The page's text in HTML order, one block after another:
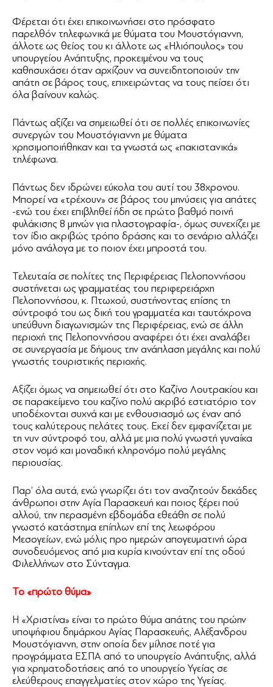
Φέρεται ότι έχει επικοινωνήσει στο πρόσφατο
παρελθόν τηλεφωνικά με θύματα του Μουστόγιαννη,
άλλοτε ως θείος του κι άλλοτε ως «Ηλιόπουλος» του
υπουργείου Ανάπτυξης, προκειμένου να τους
καθησυχάσει όταν αρχίζουν να συνειδητοποιούν την
απάτη σε βάρος τους, επιχειρώντας να τους πείσει ότι
όλα βαίνουν καλώς.
Πάντως αξίζει να σημειωθεί ότι σε πολλές επικοινωνίες
συνεργών του Μουστόγιαννη με θύματα
χρησιμοποιήθηκαν και τα γνωστά ως «πακιστανικά»
τηλέφωνα.
Πάντως δεν ιδρώνει εύκολα του αυτί του 38χρονου.
Μπορεί να «τρέχουν» σε βάρος του μηνύσεις για απάτες
-ενώ του έχει επιβληθεί ήδη σε πρώτο βαθμό ποινή
φυλάκισης 8 μηνών για πλαστογραφία-, όμως συνεχίζει με
τον ίδιο ακριβώς τρόπο δράσης και το σενάριο αλλάζει
μόνο ανάλογα με το ποιον έχει μπροστά του.
Τελευταία σε πολίτες της Περιφέρειας Πελοποννήσου
συστήνεται ως γραμματέας του περιφερειάρχη
Πελοποννήσου, κ. Πτωχού, συστήνοντας επίσης τη
σύντροφό του ως δική του γραμματέα και ταυτόχρονα
υπεύθυνη διαγωνισμών της Περιφέρειας, ενώ σε άλλη
περιοχή της Πελοποννήσου αναφέρει ότι έχει αναλάβει
σε συνεργασία με δήμους την ανάπλαση μεγάλης και πολύ
γνωστής τουριστικής περιοχής.
Αξίζει όμως να σημειωθεί ότι στο Καζίνο Λουτρακίου και
σε παρακείμενο του καζίνο πολύ ακριβό εστιατόριο τον
υποδέχονται συχνά και με ενθουσιασμό ως έναν από
τους καλύτερους πελάτες τους. Εκεί δεν εμφανίζεται με
τη νυν σύντροφό του, αλλά με μια πολύ γνωστή γυναίκα
στον νομό και μοναδική κληρονόμο πολύ μεγάλης
περιουσίας.
Παρ’ όλα αυτά, ενώ γνωρίζει ότι τον αναζητούν δεκάδες
άνθρωποι στην Αγία Παρασκευή και ποιος ξέρει πού
αλλού, την περασμένη εβδομάδα εθεάθη σε πολύ
γνωστό κατάστημα επίπλων επί της λεωφόρου
Μεσογείων, ενώ μόλις προ ημερών απογευματινή ώρα
συνοδευόμενος από μια κυρία κινούνταν επί της οδού
Φιλελλήνων στο Σύνταγμα.
Το «πρώτο θύμα»
Η «Χριστίνα» είναι το πρώτο θύμα απάτης του πρώην
υποψήφιου δημάρχου Αγίας Παρασκευής, Αλέξανδρου
Μουστόγιαννη, στην οποία δεν μίλησε ποτέ για
προγράμματα ΕΣΠΑ από το υπουργείο Ανάπτυξης, αλλά
για χρηματοδοτήσεις από το υπουργείο Υγείας σε
ελεύθερους επαγγελματίες στον χώρο της Υγείας.